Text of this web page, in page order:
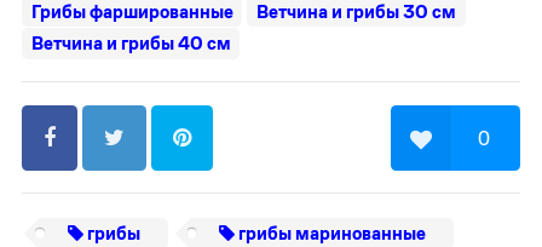
Грибы фаршированные
Ветчина и грибы 30 см
Ветчина и грибы 40 см
0
грибы
грибы маринованные